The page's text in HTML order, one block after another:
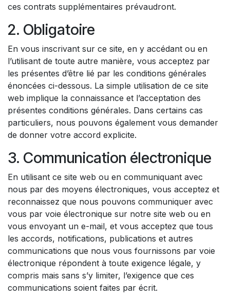
ces contrats supplémentaires prévaudront.
2. Obligatoire
En vous inscrivant sur ce site, en y accédant ou en
l’utilisant de toute autre manière, vous acceptez par
les présentes d’être lié par les conditions générales
énoncées ci-dessous. La simple utilisation de ce site
web implique la connaissance et l’acceptation des
présentes conditions générales. Dans certains cas
particuliers, nous pouvons également vous demander
de donner votre accord explicite.
3. Communication électronique
En utilisant ce site web ou en communiquant avec
nous par des moyens électroniques, vous acceptez et
reconnaissez que nous pouvons communiquer avec
vous par voie électronique sur notre site web ou en
vous envoyant un e-mail, et vous acceptez que tous
les accords, notifications, publications et autres
communications que nous vous fournissons par voie
électronique répondent à toute exigence légale, y
compris mais sans s’y limiter, l’exigence que ces
communications soient faites par écrit.